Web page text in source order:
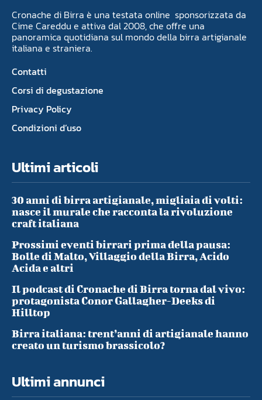
Cronache di Birra è una testata online sponsorizzata da
Cime Careddu e attiva dal 2008, che offre una
panoramica quotidiana sul mondo della birra artigianale
italiana e straniera.
Contatti
Corsi di degustazione
Privacy Policy
Condizioni d’uso
Ultimi articoli
30 anni di birra artigianale, migliaia di volti:
nasce il murale che racconta la rivoluzione
craft italiana
Prossimi eventi birrari prima della pausa:
Bolle di Malto, Villaggio della Birra, Acido
Acida e altri
Il podcast di Cronache di Birra torna dal vivo:
protagonista Conor Gallagher-Deeks di
Hilltop
Birra italiana: trent’anni di artigianale hanno
creato un turismo brassicolo?
Ultimi annunci